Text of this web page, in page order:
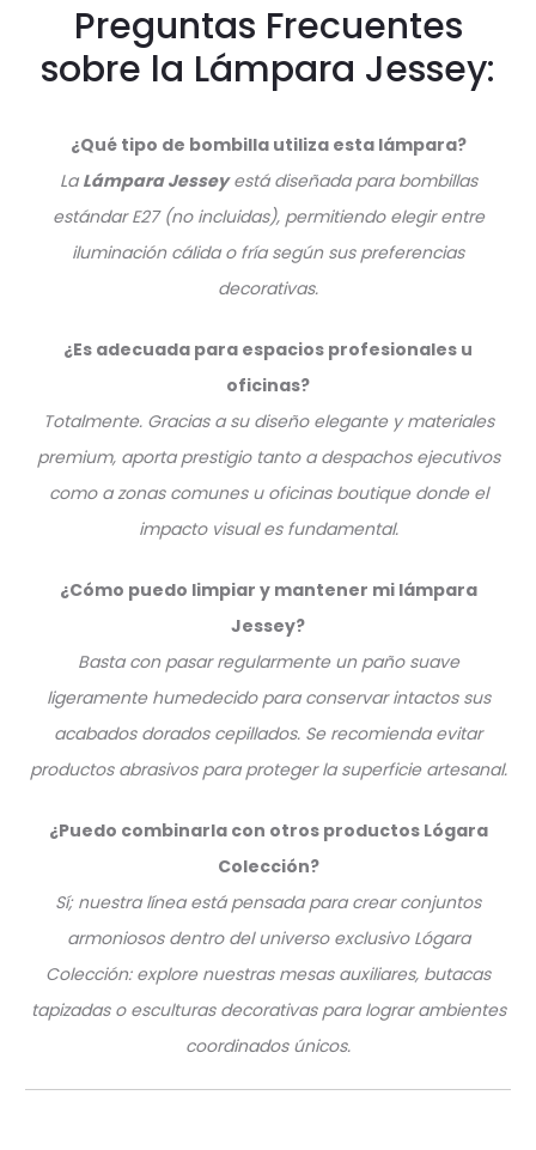
Preguntas Frecuentes
sobre la Lámpara Jessey:
¿Qué tipo de bombilla utiliza esta lámpara?
La Lámpara Jesseyestá diseñada para bombillas
estándar E27 (no incluidas), permitiendo elegir entre
iluminación cálida o fría según sus preferencias
decorativas.
¿Es adecuada para espacios profesionales u
oficinas?
Totalmente. Gracias a su diseño elegante y materiales
premium, aporta prestigio tanto a despachos ejecutivos
como a zonas comunes u oficinas boutique donde el
impacto visual es fundamental.
¿Cómo puedo limpiar y mantener mi lámpara
Jessey?
Basta con pasar regularmente un paño suave
ligeramente humedecido para conservar intactos sus
acabados dorados cepillados. Se recomienda evitar
productos abrasivos para proteger la superficie artesanal.
¿Puedo combinarla con otros productos Lógara
Colección?
Sí; nuestra línea está pensada para crear conjuntos
armoniosos dentro del universo exclusivo Lógara
Colección: explore nuestras mesas auxiliares, butacas
tapizadas o esculturas decorativas para lograr ambientes
coordinados únicos.